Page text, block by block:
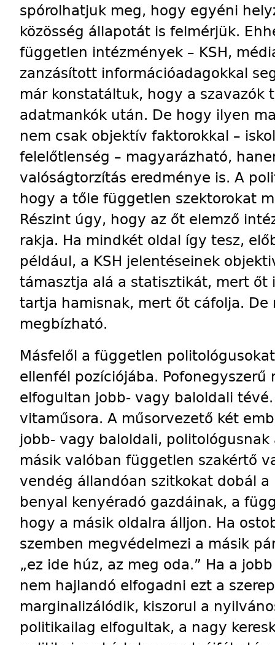
spórolhatjuk meg, hogy egyéni
közösség állapotát is felmérjük.
független intézmények – KSH,
zanzásított információadagokkal
már konstatáltuk, hogy a szavazók
adatmankók után. De hogy ilyen
nem csak objektív faktorokkal –
felelőtlenség – magyarázható,
valóságtorzítás eredménye is. A
hogy a tőle független szektorokat
Részint úgy, hogy az őt elemző
rakja. Ha mindkét oldal így tesz,
például, a KSH jelentéseinek
támasztja alá a statisztikát, mert őt
tartja hamisnak, mert őt cáfolja.
megbízható.
Másfelől a független
ellenfél pozíciójába.
elfogultan jobb- vagy baloldali
vitaműsora. A műsorvezető két
jobb- vagy baloldali,
másik valóban független szakértő
vendég állandóan szitkokat dobál
benyal kenyéradó gazdáinak, a
hogy a másik oldalra álljon. Ha
szemben megvédelmezi a másik
„ez ide húz, az meg oda.” Ha a
nem hajlandó elfogadni ezt a
marginalizálódik, kiszorul a
politikailag elfogultak, a nagy